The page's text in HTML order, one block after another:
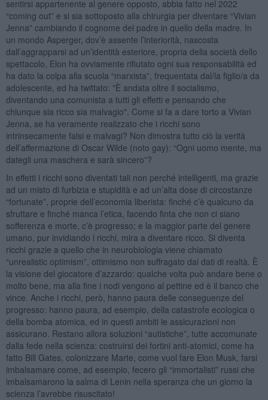
sentirsi appartenente al genere opposto, abbia fatto nel 2022
“coming out” e si sia sottoposto alla chirurgia per diventare “Vivian
Jenna” cambiando il cognome del padre in quello della madre. In
un mondo Asperger, dov’è assente l’interiorità, nascosta
dall’aggrapparsi ad un’identità esteriore, propria della società dello
spettacolo, Elon ha ovviamente rifiutato ogni sua responsabilità ed
ha dato la colpa alla scuola “marxista”, frequentata dal/la figlio/a da
adolescente, ed ha twittato: "È andata oltre il socialismo,
diventando una comunista a tutti gli effetti e pensando che
chiunque sia ricco sia malvagio". Come si fa a dare torto a Vivian
Jenna, se ha veramente realizzato che i ricchi sono
intrinsecamente falsi e malvagi? Non dimostra tutto ciò la verità
dell’affermazione di Oscar Wilde (noto gay): “Ogni uomo mente, ma
dategli una maschera e sarà sincero”?
In effetti i ricchi sono diventati tali non perché intelligenti, ma grazie
ad un misto di furbizia e stupidità e ad un’alta dose di circostanze
“fortunate”, proprie dell’economia liberista: finché c’è qualcuno da
sfruttare e finché manca l’etica, facendo finta che non ci siano
sofferenza e morte, c’è progresso; e la maggior parte del genere
umano, pur invidiando i ricchi, mira a diventare ricco. Si diventa
ricchi grazie a quello che in neurobiologia viene chiamato
“unrealistic optimism”, ottimismo non suffragato dai dati di realtà. È
la visione del giocatore d’azzardo: qualche volta può andare bene o
molto bene, ma alla fine i nodi vengono al pettine ed è il banco che
vince. Anche i ricchi, però, hanno paura delle conseguenze del
progresso: hanno paura, ad esempio, della catastrofe ecologica o
della bomba atomica, ed in questi ambiti le assicurazioni non
assicurano. Restano allora soluzioni “autistiche”, tutte accomunate
dalla fede nella scienza: costruirsi dei fortini anti-atomici, come ha
fatto Bill Gates, colonizzare Marte, come vuol fare Elon Musk, farsi
imbalsamare come, ad esempio, fecero gli “immortalisti” russi che
imbalsamarono la salma di Lenin nella speranza che un giorno la
scienza l’avrebbe risuscitato!